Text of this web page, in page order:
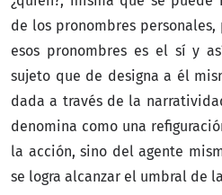
de los pronombres
esos pronombres es el sí y
sujeto que de designa a él
dada a través de la
denomina como una
la acción, sino del agente
se logra alcanzar el umbral de